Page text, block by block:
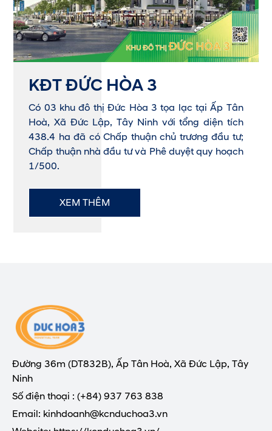
KĐT ĐỨC HÒA 3
Có 03 khu đô thị Đức Hòa 3 tọa lạc tại Ấp Tân
Hoà, Xã Đức Lập, Tây Ninh với tổng diện tích
438.4 ha đã có Chấp thuận chủ trương đầu tư;
Chấp thuận nhà đầu tư và Phê duyệt quy hoạch
1/500.
XEM THÊM
Đường 36m (DT832B), Ấp Tân Hoà, Xã Đức Lập, Tây
Ninh
Số điện thoại : (+84) 937 763 838
Email: kinhdoanh@kcnduchoa3.vn